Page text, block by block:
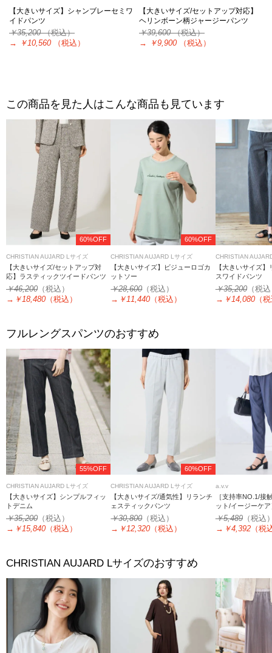
【大きいサイズ】シャンブレーセミワ
イドパンツ
￥35,200（税込）
→
￥10,560 （税込）
【大きいサイズ/セットアップ対応】
ヘリンボーン柄ジャージーパンツ
￥39,600（税込）
→
￥9,900 （税込）
この商品を見た人はこんな商品も見ています
60%OFF
CHRISTIAN AUJARD Lサイズ
【大きいサイズ/セットアップ対
応】ラスティックツイードパンツ
￥46,200 （税込）
→ ￥18,480 （税込）
60%OFF
CHRISTIAN AUJARD Lサイズ
【大きいサイズ】ビジューロゴカ
ットソー
￥28,600（税込）
→ ￥11,440 （税込）
CHRISTIAN
【大きいサイズ
スワイドパンツ
￥35,200（税
→ ￥14,080（
フルレングスパンツのおすすめ
55%OFF
CHRISTIAN AUJARD Lサイズ
【大きいサイズ】シンプルフィッ
トデニム
￥35,200 （税込）
→ ￥15,840 （税込）
60%OFF
CHRISTIAN AUJARD Lサイズ
【大きいサイズ/通気性】リランチ
ェスティックパンツ
￥30,800（税込）
→ ￥12,320 （税込）
a.v.v
［支持率NO.1/接
ット/イージーケ
パードパンツ
￥5,489（税込
→ ￥4,392（税
CHRISTIAN AUJARD Lサイズのおすすめ